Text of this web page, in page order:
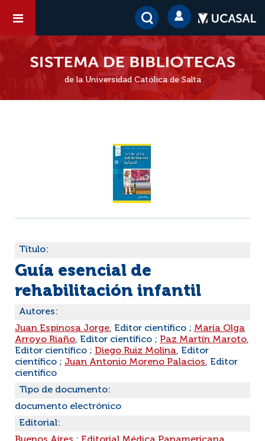
de la Universidad Católica de Salta
Título:
Guía esencial de
rehabilitación infantil
Autores:
Juan Espinosa Jorge, Editor científico ; María Olga
Arroyo Riaño, Editor científico ; Paz Martín Maroto,
Editor científico ; Diego Ruiz Molina, Editor
científico ; Juan Antonio Moreno Palacios, Editor
científico
Tipo de documento:
documento electrónico
Editorial: